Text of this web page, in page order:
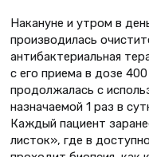
Накануне и утром в
производилась
антибактериальная
c его приема в дозе
продолжалась с
назначаемой 1 раз в
Каждый пациент
листок», где в